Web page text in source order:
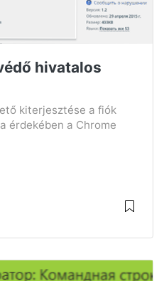
hivatalos
kiterjesztése a fiók
érdekében a Chrome